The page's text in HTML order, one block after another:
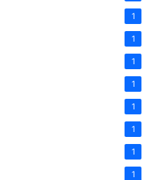
1
1
1
1
1
1
1
1